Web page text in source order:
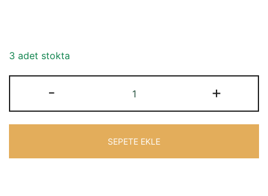
3 adet stokta
-
Aqua
Kem
2
Litre
+
SEPETE EKLE